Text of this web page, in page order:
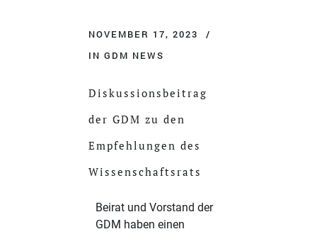
NOVEMBER 17, 2023
IN GDM NEWS
Diskussionsbeitrag
der GDM zu den
Empfehlungen des
Wissenschaftsrats
Beirat und Vorstand der
GDM haben einen